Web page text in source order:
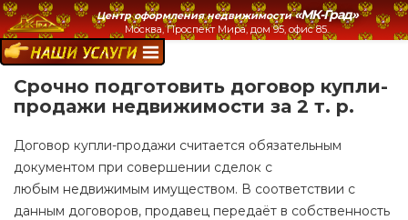
Центр оформления недвижимости «МК-Град»
Москва, Проспект Мира, дом 95, офис 85.
НАШИ УСЛУГИ:
Срочно подготовить договор купли-
продажи недвижимости за 2 т. р.
Договор купли-продажи считается обязательным
документом при совершении сделок с
любым недвижимым имуществом. В соответствии с
данным договоров, продавец передаёт в собственность